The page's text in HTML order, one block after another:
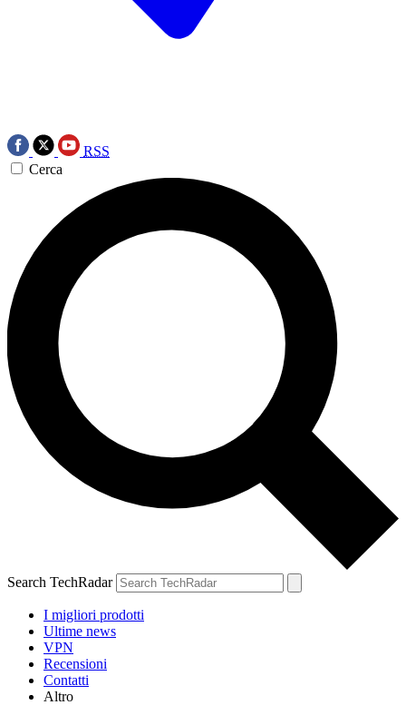
RSS
Cerca
Search TechRadar
I migliori prodotti
Ultime news
VPN
Recensioni
Contatti
Altro